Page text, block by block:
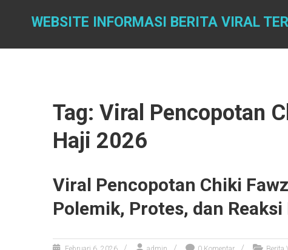
WEBSITE INFORMASI BERITA VIRAL
Tag: Viral Pencopotan
Haji 2026
Viral Pencopotan Chiki
Polemik, Protes, dan